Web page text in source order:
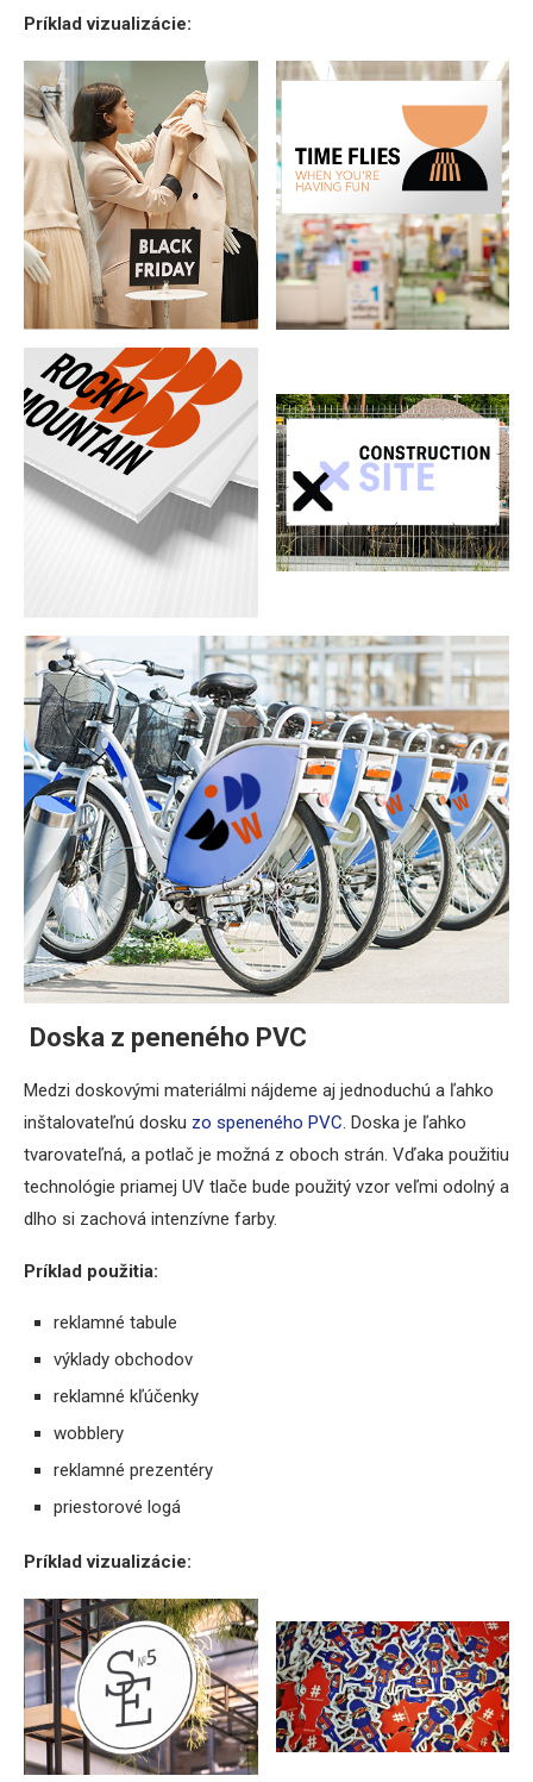
Príklad vizualizácie:
Doska z peneného PVC
Medzi doskovými materiálmi nájdeme aj jednoduchú a ľahko
inštalovateľnú dosku zo speneného PVC . Doska je ľahko
tvarovateľná, a potlač je možná z oboch strán. Vďaka použitiu
technológie priamej UV tlače bude použitý vzor veľmi odolný a
dlho si zachová intenzívne farby.
Príklad použitia:
reklamné tabule
výklady obchodov
reklamné kľúčenky
wobblery
reklamné prezentéry
priestorové logá
Príklad vizualizácie: